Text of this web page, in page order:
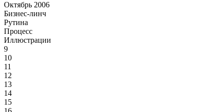
Октябрь 2006
Бизнес-линч
Рутина
Процесс
Иллюстрации
9
10
11
12
13
14
15